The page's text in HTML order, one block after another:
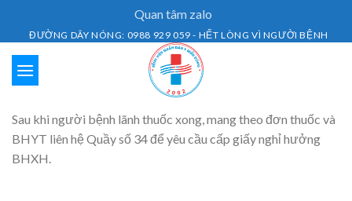
Quan tâm zalo
ĐƯỜNG DÂY NÓNG: 0988 929 059 - HẾT LÒNG VÌ NGƯỜI BỆNH
Sau khi người bệnh lãnh thuốc xong, mang theo đơn thuốc và
BHYT liên hệ Quầy số 34 để yêu cầu cấp giấy nghỉ hưởng
BHXH.